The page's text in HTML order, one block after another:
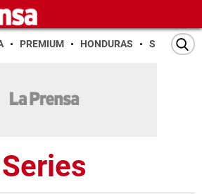
PREMIUM HONDURAS SAN PEDRO
Series